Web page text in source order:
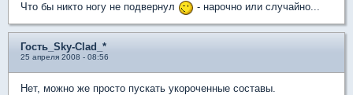
Что бы никто ногу не подвернул
- нарочно или случайно...
Гость_Sky-Clad_*
25 апреля 2008 - 08:56
Нет, можно же просто пускать укороченные составы.